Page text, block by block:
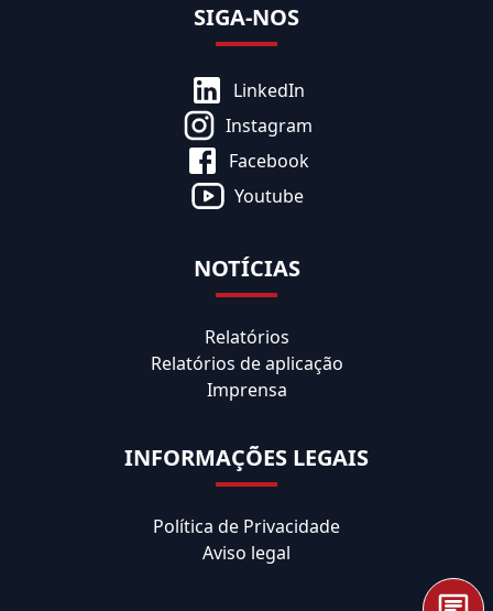
SIGA-NOS
LinkedIn
Instagram
Facebook
Youtube
NOTÍCIAS
Relatórios
Relatórios de aplicação
Imprensa
INFORMAÇÕES LEGAIS
Política de Privacidade
Aviso legal